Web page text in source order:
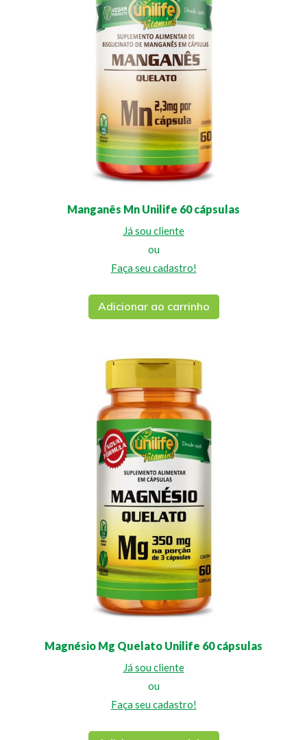
Manganês Mn Unilife 60 cápsulas
Já sou cliente
ou
Faça seu cadastro!
Adicionar ao carrinho
Magnésio Mg Quelato Unilife 60 cápsulas
Já sou cliente
ou
Faça seu cadastro!